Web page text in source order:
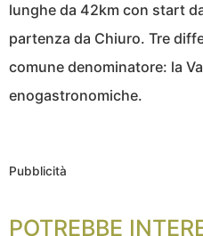
lunghe da 42km con start
partenza da Chiuro. Tre
comune denominatore: la
enogastronomiche.
Pubblicità
POTREBBE